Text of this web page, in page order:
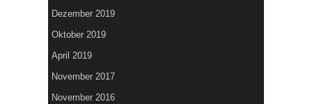
Dezember 2019
Oktober 2019
April 2019
November 2017
November 2016